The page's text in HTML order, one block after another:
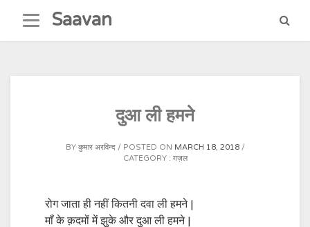
content
Saavan
दुआ ली हमने
BY कुमार अरविन्द POSTED ON MARCH 18, 2018
CATEGORY : ग़ज़ल
रोग जाता ही नहीं कितनी दवा ली हमने |
माँ के क़दमों में झुके और दुआ ली हमने |